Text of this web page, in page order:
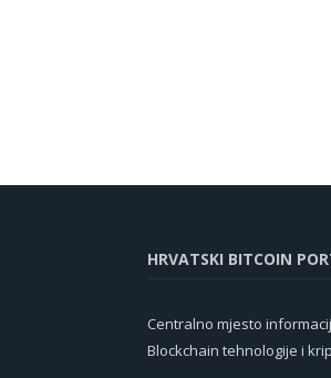
HRVATSKI BITCOIN
Centralno mjesto
Blockchain tehnologije i